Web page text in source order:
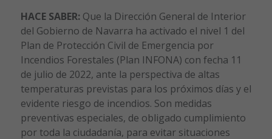
HACE SABER: Que la Dirección General de Interior
del Gobierno de Navarra ha activado el nivel 1 del
Plan de Protección Civil de Emergencia por
Incendios Forestales (Plan INFONA) con fecha 11
de julio de 2022, ante la perspectiva de altas
temperaturas previstas para los próximos días y el
evidente riesgo de incendios. Son medidas
preventivas especiales, de obligado cumplimiento
por toda la ciudadanía, para evitar situaciones